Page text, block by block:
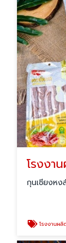
โรงงา
กุนเชียงห
โรงงานผลิ